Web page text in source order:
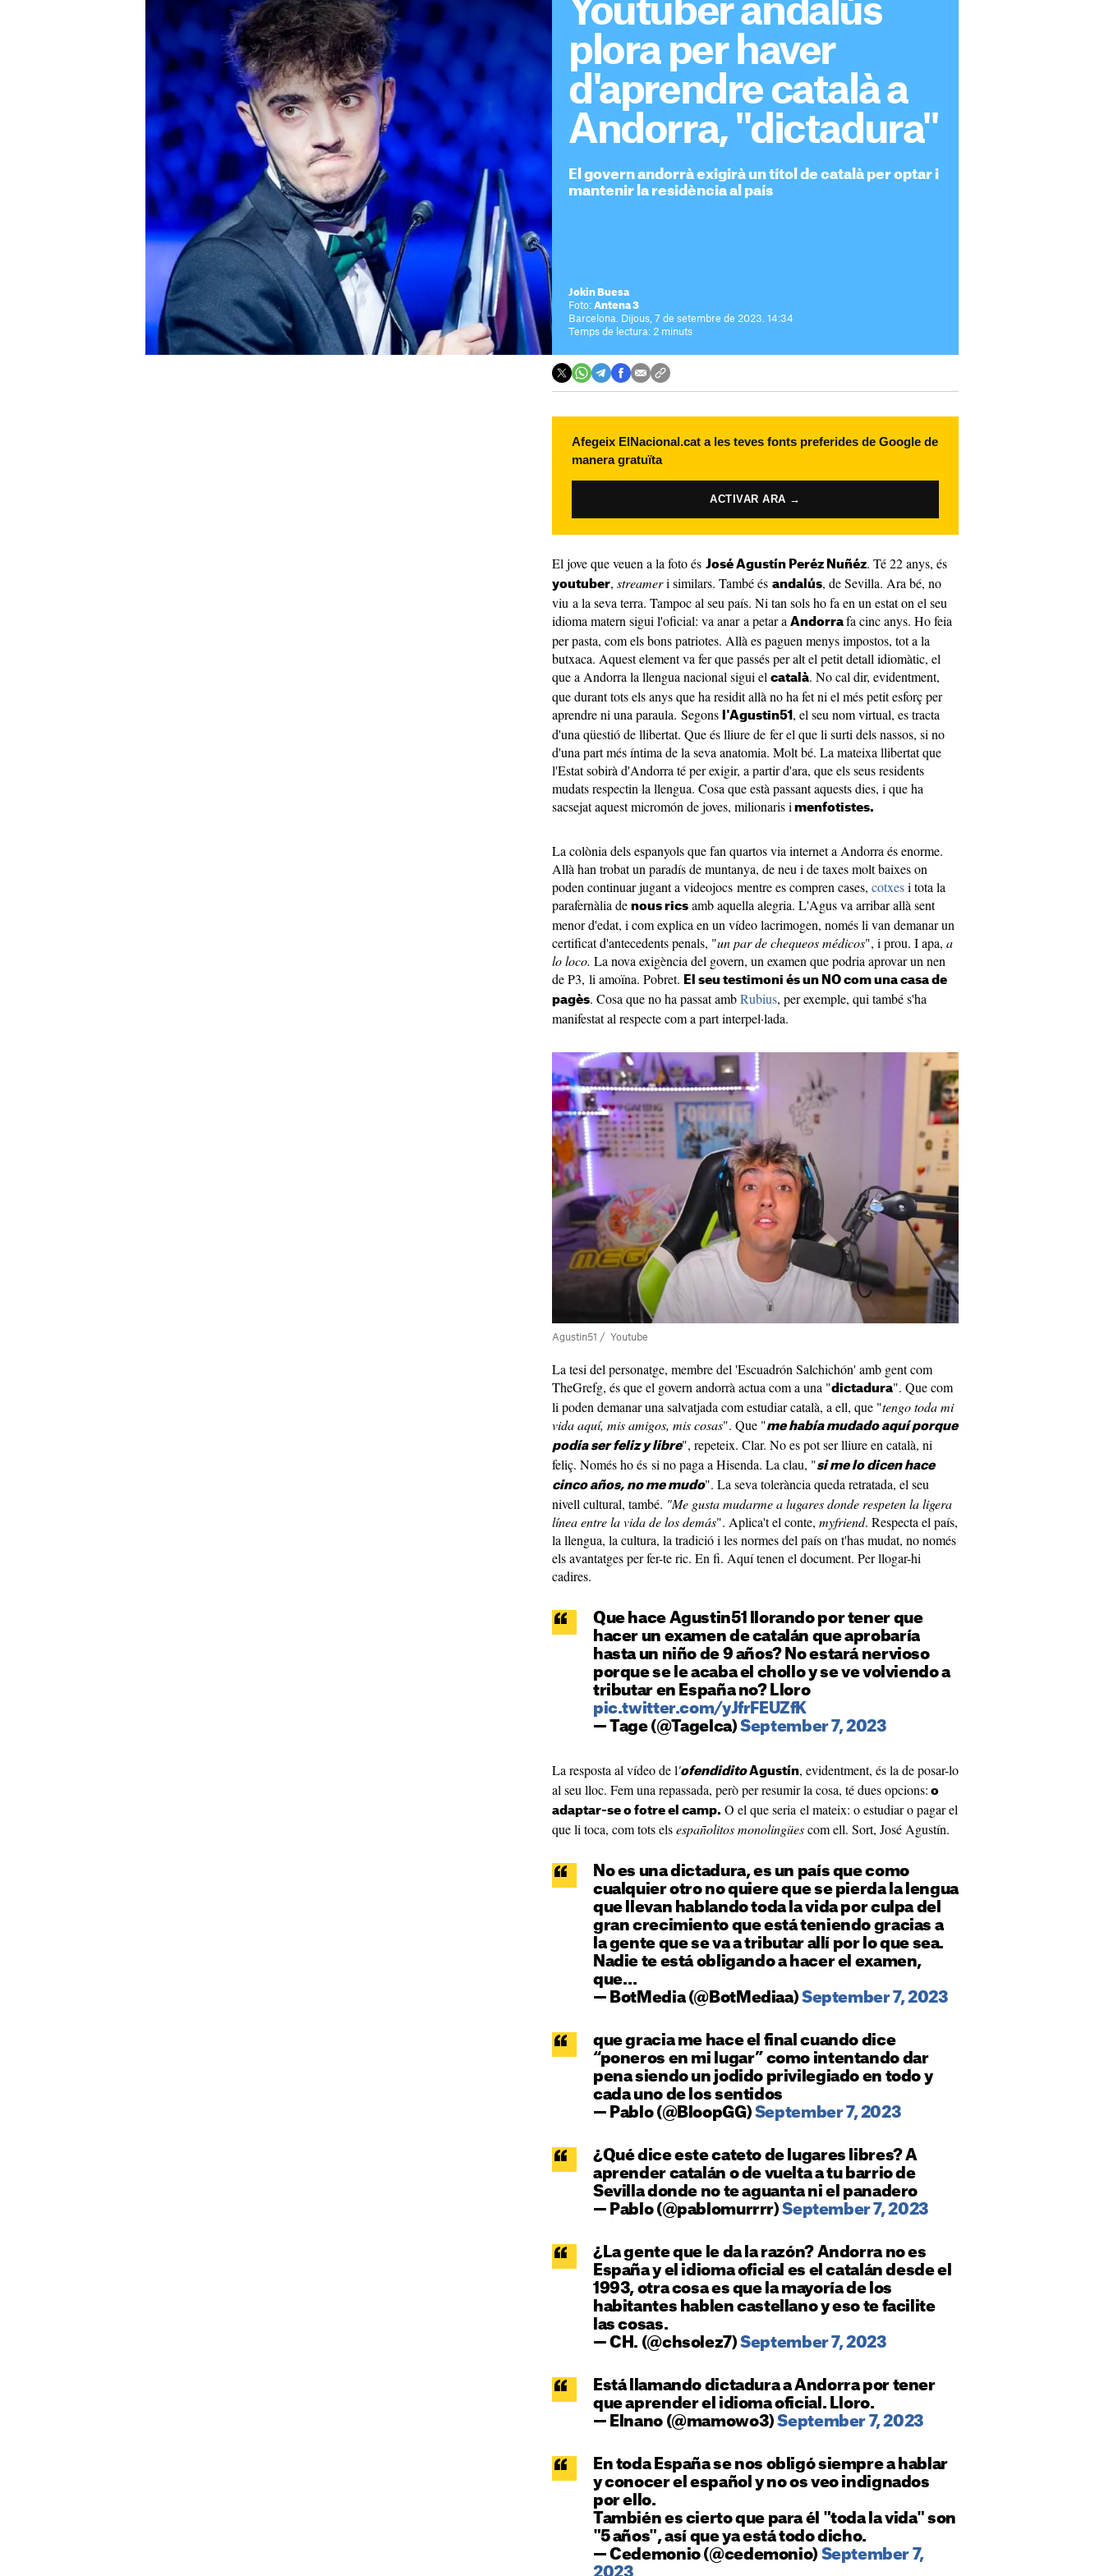
Youtuber andalús
plora per haver
d'aprendre català a
Andorra, "dictadura"
El govern andorrà exigirà un títol de català per optar i
mantenir la residència al país
Jokin Buesa
Foto: Antena 3
Barcelona. Dijous, 7 de setembre de 2023. 14:34
Temps de lectura: 2 minuts
Afegeix ElNacional.cat a les teves fonts preferides de Google de
manera gratuïta
ACTIVAR ARA →
El jove que veuen a la foto és José Agustín Peréz Nuñéz. Té 22 anys, és
youtuber, streameri similars. També és andalús, de Sevilla. Ara bé, no
viu a la seva terra. Tampoc al seu país. Ni tan sols ho fa en un estat on el seu
idioma matern sigui l'oficial: va anar a petar a Andorra fa cinc anys. Ho feia
per pasta, com els bons patriotes. Allà es paguen menys impostos, tot a la
butxaca. Aquest element va fer que passés per alt el petit detall idiomàtic, el
que a Andorra la llengua nacional sigui el català. No cal dir, evidentment,
que durant tots els anys que ha residit allà no ha fet ni el més petit esforç per
aprendre ni una paraula. Segons
l'Agustin51 , el seu nom virtual, es tracta
d'una qüestió de llibertat. Que és lliure de fer el que li surti dels nassos, si no
d'una part més íntima de la seva anatomia. Molt bé. La mateixa llibertat que
l'Estat sobirà d'Andorra té per exigir, a partir d'ara, que els seus residents
mudats respectin la llengua. Cosa que està passant aquests dies, i que ha
sacsejat aquest micromón de joves, milionaris i menfotistes.
La colònia dels espanyols que fan quartos via internet a Andorra és enorme.
Allà han trobat un paradís de muntanya, de neu i de taxes molt baixes on
poden continuar jugant a videojocs mentre es compren cases, cotxesi tota la
parafernàlia de nous rics amb aquella alegria. L'Agus va arribar allà sent
menor d'edat, i com explica en un vídeo lacrimogen, només li van demanar un
certificat d'antecedents penals, "un par de chequeos médicos", i prou. I apa, a
lo loco. La nova exigència del govern, un examen que podria aprovar un nen
de P3, li amoïna. Pobret. El seu testimoni és un NO com una casa de
pagès. Cosa que no ha passat ambRubius, per exemple, qui també s'ha
manifestat al respecte com a part interpel·lada.
Agustin51 / Youtube
La tesi del personatge, membre del 'Escuadrón Salchichón' amb gent com
TheGrefg, és que el govern andorrà actua com a una "dictadura". Que com
li poden demanar una salvatjada com estudiar català, a ell, que "tengo toda mi
vida aquí, mis amigos, mis cosas". Que "me había mudado aquí porque
podía ser feliz y libre", repeteix. Clar. No es pot ser lliure en català, ni
feliç. Només ho és si no paga a Hisenda. La clau, "si me lo dicen hace
cinco años, no me mudo". La seva tolerància queda retratada, el seu
nivell cultural, també. "Me gusta mudarme a lugares donde respeten la ligera
línea entre la vida de los demás". Aplica't el conte, myfriend. Respecta el país,
la llengua, la cultura, la tradició i les normes del país on t'has mudat, no només
els avantatges per fer-te ric. En fi. Aquí tenen el document. Per llogar-hi
cadires.
Que hace Agustin51 llorando por tener que
hacer un examen de catalán que aprobaría
hasta un niño de 9 años? No estará nervioso
porque se le acaba el chollo y se ve volviendo a
tributar en España no? Lloro
pic.twitter.com/yJfrFEUZfK
— Tage (@Tagelca)September 7, 2023
La resposta al vídeo de l'ofendiditoAgustín, evidentment, és la de posar-lo
al seu lloc. Fem una repassada, però per resumir la cosa, té dues opcions: o
adaptar-se o fotre el camp. O el que seria el mateix: o estudiar o pagar el
que li toca, com tots elsespañolitos monolingüescom ell. Sort, José Agustín.
No es una dictadura, es un país que como
cualquier otro no quiere que se pierda la lengua
que llevan hablando toda la vida por culpa del
gran crecimiento que está teniendo gracias a
la gente que se va a tributar allí por lo que sea.
Nadie te está obligando a hacer el examen,
que…
— BotMedia (@BotMediaa) September 7, 2023
que gracia me hace el final cuando dice
“poneros en mi lugar” como intentando dar
pena siendo un jodido privilegiado en todo y
cada uno de los sentidos
— Pablo (@BloopGG) September 7, 2023
¿Qué dice este cateto de lugares libres? A
aprender catalán o de vuelta a tu barrio de
Sevilla donde no te aguanta ni el panadero
— Pablo (@pablomurrrr)September 7, 2023
¿La gente que le da la razón? Andorra no es
España y el idioma oficial es el catalán desde el
1993, otra cosa es que la mayoría de los
habitantes hablen castellano y eso te facilite
las cosas.
— CH. (@chsolez7)September 7, 2023
Está llamando dictadura a Andorra por tener
que aprender el idioma oficial. Lloro.
— Elnano (@mamowo3)September 7, 2023
En toda España se nos obligó siempre a hablar
y conocer el español y no os veo indignados
por ello.
También es cierto que para él "toda la vida" son
"5 años", así que ya está todo dicho.
— Cedemonio (@cedemonio) September 7,